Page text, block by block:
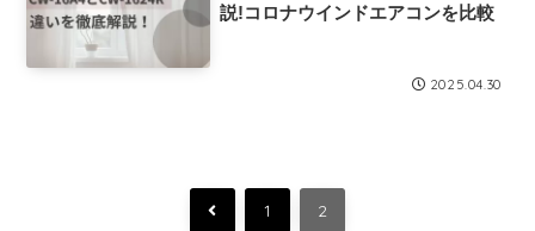
説!コロナウインドエアコンを比較
2025.04.30
前 1 2